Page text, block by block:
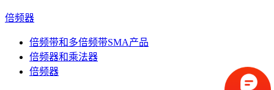
倍频器
倍频带和多倍频带SMA产品
倍频器和乘法器
倍频器